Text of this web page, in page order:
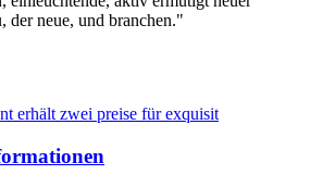
der neue, und branchen."
erhält zwei preise für exquisit